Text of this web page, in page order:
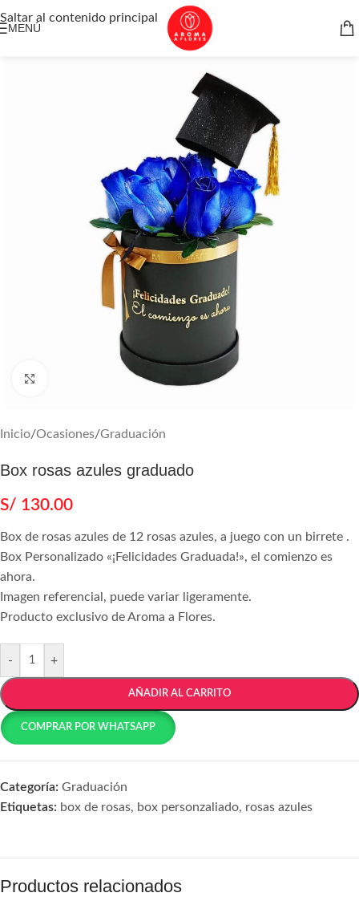
Saltar al contenido principal
MENÚ
Inicio/Ocasiones/Graduación
Box rosas azules graduado
S/ 130.00
Box de rosas azules de 12 rosas azules, a juego con un birrete .
Box Personalizado «¡Felicidades Graduada!», el comienzo es
ahora.
Imagen referencial, puede variar ligeramente.
Producto exclusivo de Aroma a Flores.
- +
AÑADIR AL CARRITO
COMPRAR POR WHATSAPP
Categoría: Graduación
Etiquetas: box de rosas, box personzaliado, rosas azules
Productos relacionados